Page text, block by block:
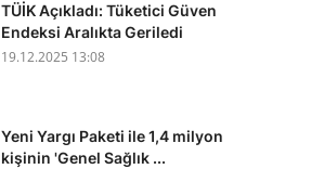
TÜİK Açıkladı: Tüketici Güven
Endeksi Aralıkta Geriledi
19.12.2025 13:08
Yeni Yargı Paketi ile 1,4 milyon
kişinin 'Genel Sağlık ...